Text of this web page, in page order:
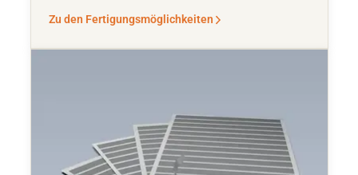
Zu den Fertigungsmöglichkeiten